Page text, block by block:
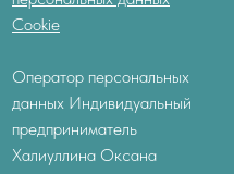
Cookie
Оператор персональных
данных Индивидуальный
предприниматель
Халиуллина Оксана